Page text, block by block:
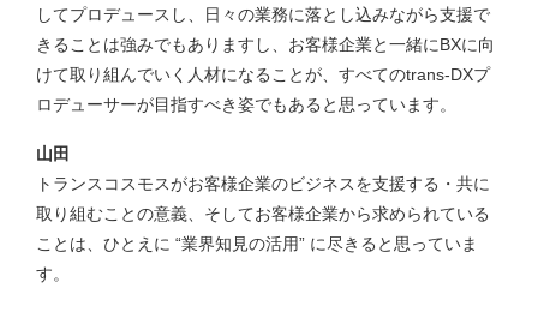
してプロデュースし、日々の業務に落とし込みながら支援で
きることは強みでもありますし、お客様企業と一緒にBXに向
けて取り組んでいく人材になることが、すべてのtrans-DXプ
ロデューサーが目指すべき姿でもあると思っています。
山田
トランスコスモスがお客様企業のビジネスを支援する・共に
取り組むことの意義、そしてお客様企業から求められている
ことは、ひとえに “業界知見の活用” に尽きると思っていま
す。